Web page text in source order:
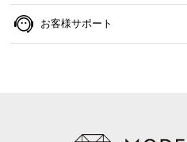
お客様サポート